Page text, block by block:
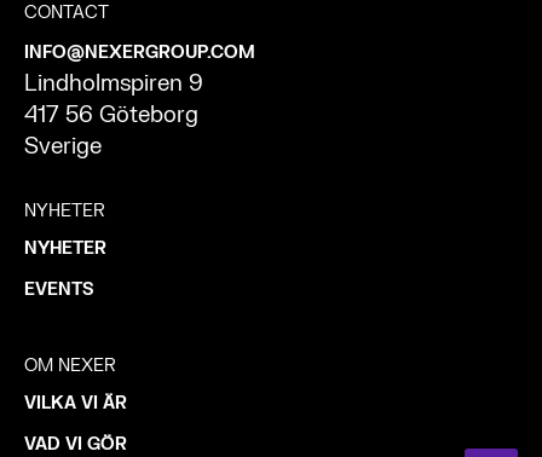
CONTACT
INFO@NEXERGROUP.COM
Lindholmspiren 9
417 56 Göteborg
Sverige
NYHETER
NYHETER
EVENTS
OM NEXER
VILKA VI ÄR
VAD VI GÖR